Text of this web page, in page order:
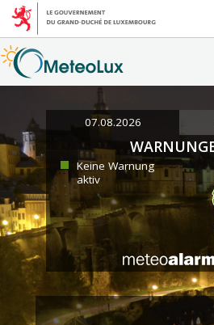
07.08.2026
Keine Warnung
aktiv